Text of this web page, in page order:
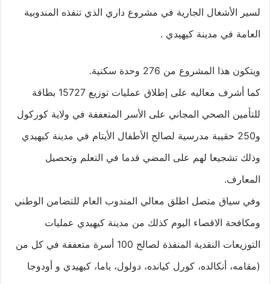
لسير الأشغال الجارية في مشروع داري الذي تنفذه المندوبية
العامة في مدينة كيهيدي .
ويتكون هذا المشروع من 276 وحدة سكنية.
كما أشرف معاليه على إطلاق عمليات توزيع 15727 بطاقة
للتأمين الصحي المجاني على الأسر المتعففة في ولاية كوركول
و250 حقيبة مدرسية لصالح الأطفال الأيتام في مدينة كيهيدي
وذلك تشجيعا لهم على المضي قدما في التعلم وتحصيل
المعارف.
وفي سياق متصل اطلق معالي المندوب العام للتضامن الوطني
ومكافحة الاقصاء اليوم كذلك من مدينة كيهيدي عمليات
التوزيعات النقدية المنفذة لصالح 100 أسرة متعففة في كل من
(مقامه، أنكالده، كورل كيانده، دولول، ياما، كيهيدي و أودوجا